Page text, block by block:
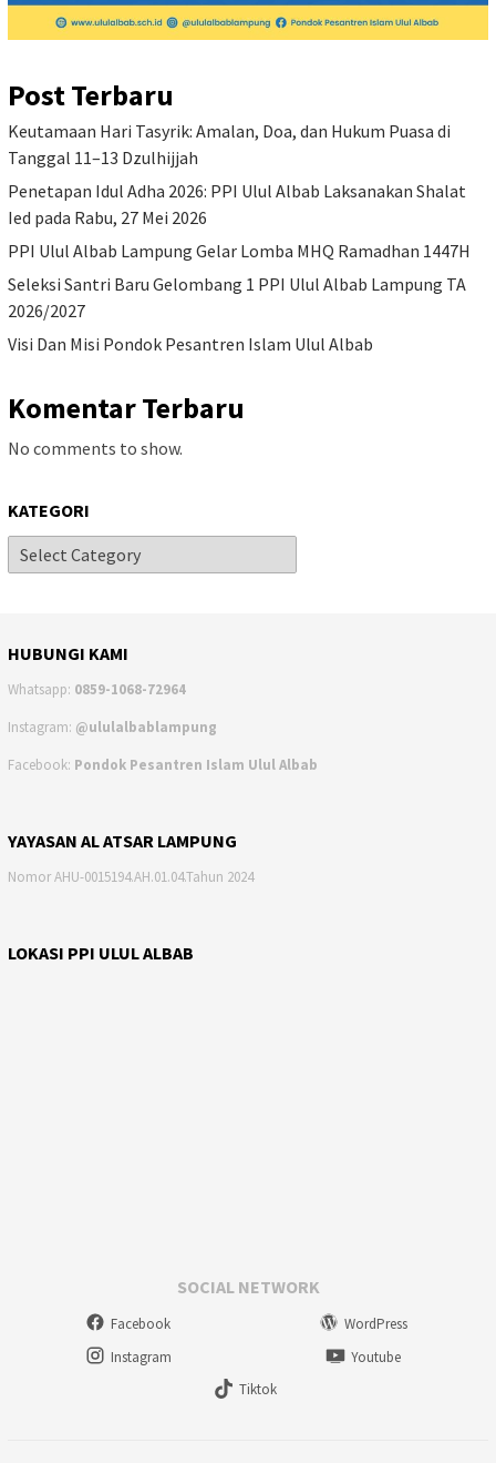
Post Terbaru
Keutamaan Hari Tasyrik: Amalan, Doa, dan Hukum Puasa di
Tanggal 11–13 Dzulhijjah
Penetapan Idul Adha 2026: PPI Ulul Albab Laksanakan Shalat
Ied pada Rabu, 27 Mei 2026
PPI Ulul Albab Lampung Gelar Lomba MHQ Ramadhan 1447H
Seleksi Santri Baru Gelombang 1 PPI Ulul Albab Lampung TA
2026/2027
Visi Dan Misi Pondok Pesantren Islam Ulul Albab
Komentar Terbaru
No comments to show.
KATEGORI
HUBUNGI KAMI
Whatsapp: 0859-1068-72964
Instagram: @ululalbablampung
Facebook: Pondok Pesantren Islam Ulul Albab
YAYASAN AL ATSAR LAMPUNG
Nomor AHU-0015194.AH.01.04.Tahun 2024
LOKASI PPI ULUL ALBAB
SOCIAL NETWORK
Facebook
WordPress
Instagram
Youtube
Tiktok